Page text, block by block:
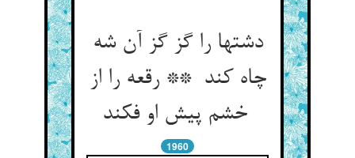
دشتها را گز گز آن شه
چاه کند ** رقعه را از
خشم پیش او فکند
1960